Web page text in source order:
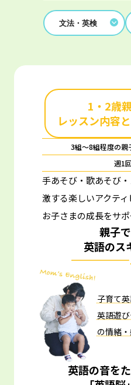
文法・英検
1・2歳
レッスン内容
3組～8組程度の親
週1
手あそび・歌あそび
激する楽しいアクティ
お子さまの成長をサポ
親子
英語のス
子育て英
英語遊
の情緒
英語の音を